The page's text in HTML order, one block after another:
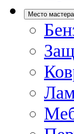
Место мастера